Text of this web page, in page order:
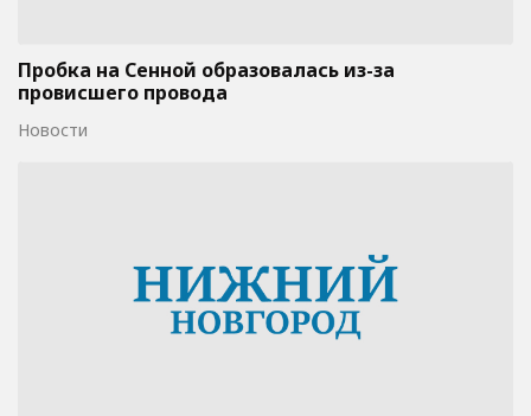
Пробка на Сенной образовалась из-за
провисшего провода
Новости